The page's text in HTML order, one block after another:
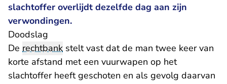
slachtoffer overlijdt dezelfde dag aan zijn
verwondingen.
Doodslag
De rechtbank stelt vast dat de man twee keer van
korte afstand met een vuurwapen op het
slachtoffer heeft geschoten en als gevolg daarvan